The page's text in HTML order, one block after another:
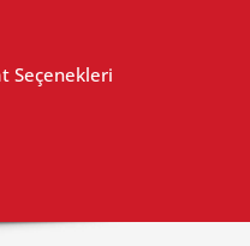
Seçenekleri